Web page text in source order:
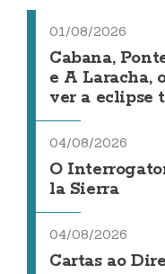
01/08/2026
Cabana,
e A Laracha,
ver a eclipse
04/08/2026
O
la Sierra
04/08/2026
Cartas ao